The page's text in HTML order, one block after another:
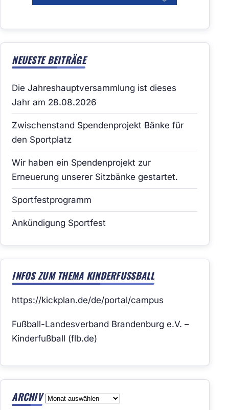
NEUESTE BEITRÄGE
Die Jahreshauptversammlung ist dieses
Jahr am 28.08.2026
Zwischenstand Spendenprojekt Bänke für
den Sportplatz
Wir haben ein Spendenprojekt zur
Erneuerung unserer Sitzbänke gestartet.
Sportfestprogramm
Ankündigung Sportfest
INFOS ZUM THEMA KINDERFUSSBALL
https://kickplan.de/de/portal/campus
Fußball-Landesverband Brandenburg e.V. –
Kinderfußball (flb.de)
ARCHIV Archiv